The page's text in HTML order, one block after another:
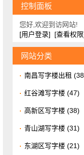
控制面板
您好,欢迎到访网站!
[用户登录]
[查看权
网站分类
南昌写字楼出租
红谷滩写字楼 (47)
高新区写字楼 (38)
青山湖写字楼 (31)
东湖区写字楼 (21)